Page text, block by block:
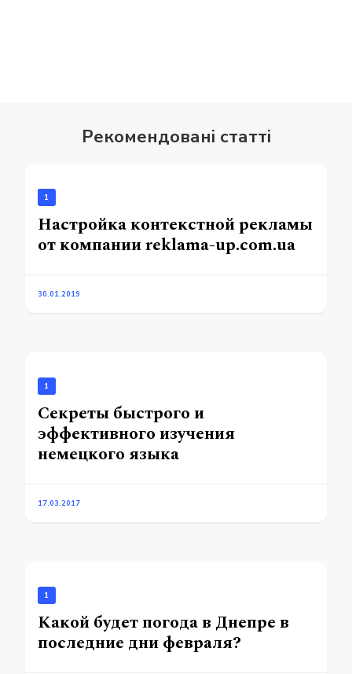
Рекомендовані статті
1
Настройка контекстной рекламы
от компании reklama-up.com.ua
30.01.2019
1
Секреты быстрого и
эффективного изучения
немецкого языка
17.03.2017
1
Какой будет погода в Днепре в
последние дни февраля?